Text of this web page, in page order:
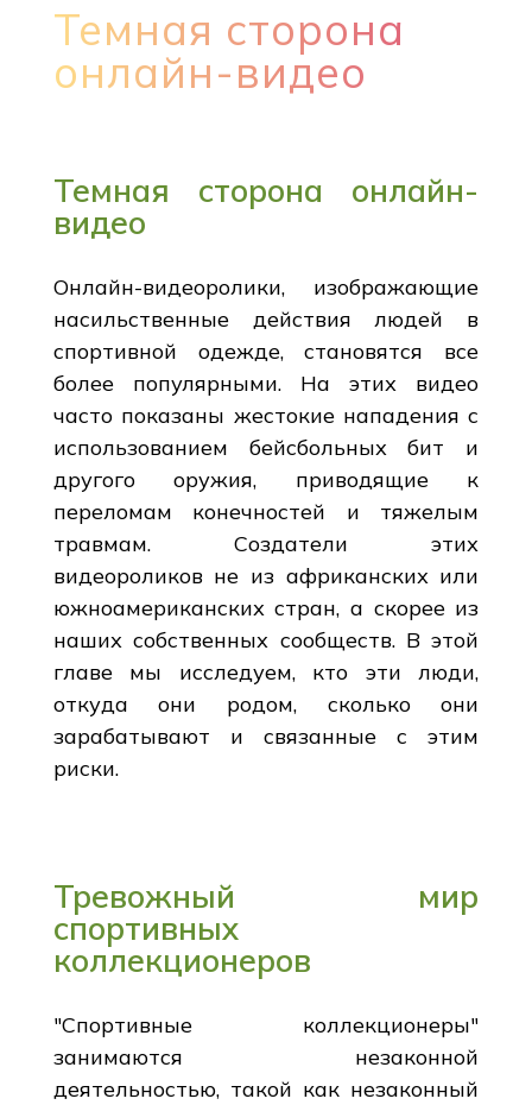
Темная сторона
онлайн-видео
Темная сторона онлайн-
видео
Онлайн-видеоролики, изображающие
насильственные действия людей в
спортивной одежде, становятся все
более популярными. На этих видео
часто показаны жестокие нападения с
использованием бейсбольных бит и
другого оружия, приводящие к
переломам конечностей и тяжелым
травмам. Создатели этих
видеороликов не из африканских или
южноамериканских стран, а скорее из
наших собственных сообществ. В этой
главе мы исследуем, кто эти люди,
откуда они родом, сколько они
зарабатывают и связанные с этим
риски.
Тревожный мир
спортивных
коллекционеров
"Спортивные коллекционеры"
занимаются незаконной
деятельностью, такой как незаконный